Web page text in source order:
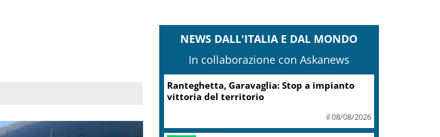
NEWS DALL'ITALIA E DAL MONDO
In collaborazione con Askanews
Ranteghetta, Garavaglia: Stop a impianto
vittoria del territorio
il 08/08/2026